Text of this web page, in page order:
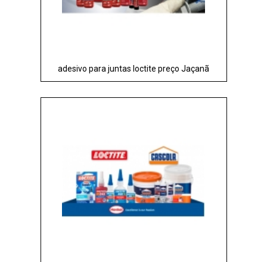
adesivo para juntas loctite preço Jaçanã